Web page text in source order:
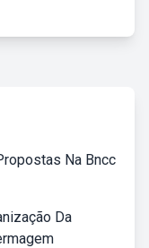
Na Bncc
Da